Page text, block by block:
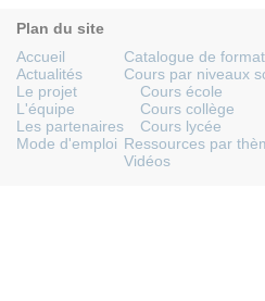
Plan du site
Accueil
Actualités
Le projet
L'équipe
Les partenaires
Mode d'emploi
Catalogue de
Cours par niveaux
Cours école
Cours collège
Cours lycée
Ressources par
Vidéos